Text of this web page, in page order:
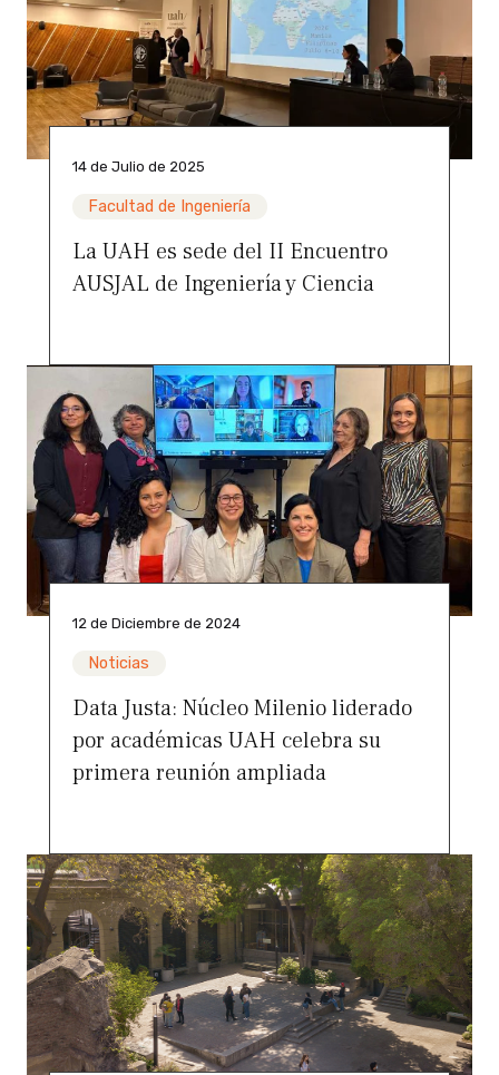
14 de Julio de 2025
Facultad de Ingeniería
La UAH es sede del II Encuentro
AUSJAL de Ingeniería y Ciencia
12 de Diciembre de 2024
Noticias
Data Justa: Núcleo Milenio liderado
por académicas UAH celebra su
primera reunión ampliada